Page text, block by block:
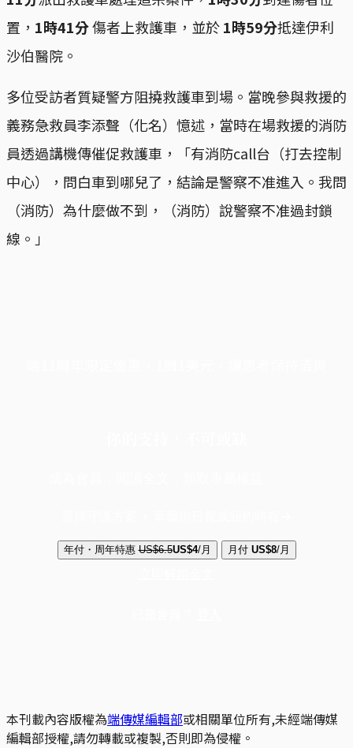
置， 1時41分傷者上救護車，並於1時59分抵達伊利
沙伯醫院。
多位受訪者質疑警方阻撓救護車到場。當晚參與救援的
義務急救員李添聲（化名）憶述，當時在場救援的消防
員透過講機傳催促救護車，「有消防call台（打去控制
中心），問白車到哪兒了，結論是警察不准進入。我問
（消防）為什麼做不到，（消防）說警察不准過封鎖
線。」
年付・周年特惠 US$6.5US$4/月 月付 US$8/月
本刊載內容版權為端傳媒編輯部或相關單位所有,未經端傳媒
編輯部授權,請勿轉載或複製,否則即為侵權。